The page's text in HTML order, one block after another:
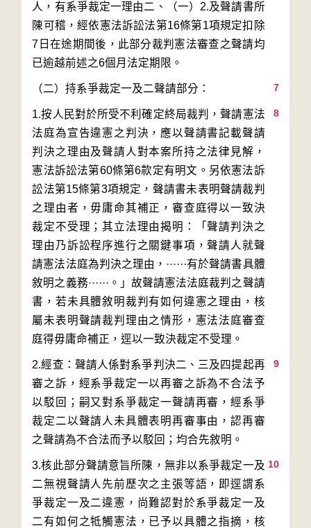
人，有系爭裁定一理由二、（一）2.及聲請書所
陳可稽，經依憲法訴訟法第16條第1項規定扣除
7日在途期間後，此部分裁判憲法審查之聲請均
7
8
1.按人民對於所受不利確定終局裁判，聲請憲法
法庭為宣告違憲之判決，應以聲請書記載聲請
判決之理由及聲請人對本案所持之法律見解，
憲法訴訟法第60條第6款定有明文。另依憲法訴
訟法第15條第3項規定，聲請書未表明聲請裁判
之理由者，毋庸命其補正，審查庭得以一致決
裁定不受理；其立法理由揭明：「聲請判決之
理由乃訴訟程序進行之關鍵事項，聲請人就聲
請憲法法庭為判決之理由，······有於聲請書具體
敘明之義務······。」故聲請憲法法庭裁判之聲請
書，若未具體敘明裁判有如何違憲之理由，核
屬未表明聲請裁判理由之情形，憲法法庭審查
9
2.經查：聲請人係對系爭判決二、三及四提起再
審之訴，經系爭裁定一以再審之訴為不合法予
以駁回；嗣又對系爭裁定一聲請再審，經系爭
裁定二以聲請人未具體表明再審事由，認再審
10
3.核此部分聲請意旨所陳，無非以系爭裁定一及
二無視聲請人先前歷次之主張等語，即逕謂系
爭裁定一及二違憲，尚難認對於系爭裁定一及
二有如何之牴觸憲法，已予以具體之指摘，核